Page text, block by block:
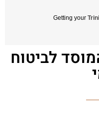
Getting your
לביטוח